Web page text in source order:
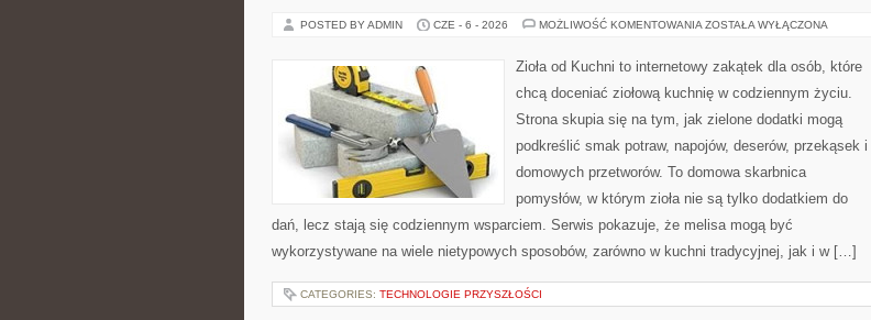
POSTED BY ADMIN CZE - 6 - 2026 MOŻLIWOŚĆ KOMENTOWANIA OPINIE
ZOSTAŁA WYŁĄCZONA
Zioła od Kuchni to internetowy zakątek dla osób, które
chcą doceniać ziołową kuchnię w codziennym życiu.
Strona skupia się na tym, jak zielone dodatki mogą
podkreślić smak potraw, napojów, deserów, przekąsek i
domowych przetworów. To domowa skarbnica
pomysłów, w którym zioła nie są tylko dodatkiem do
dań, lecz stają się codziennym wsparciem. Serwis pokazuje, że melisa mogą być
wykorzystywane na wiele nietypowych sposobów, zarówno w kuchni tradycyjnej, jak i w […]
CATEGORIES: TECHNOLOGIE PRZYSZŁOŚCI